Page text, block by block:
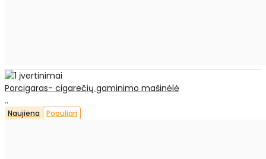
Porcigaras- cigarečių gaminimo mašinėlė
..
Naujiena Populiari